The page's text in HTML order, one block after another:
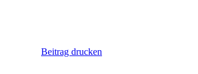
Beitrag drucken